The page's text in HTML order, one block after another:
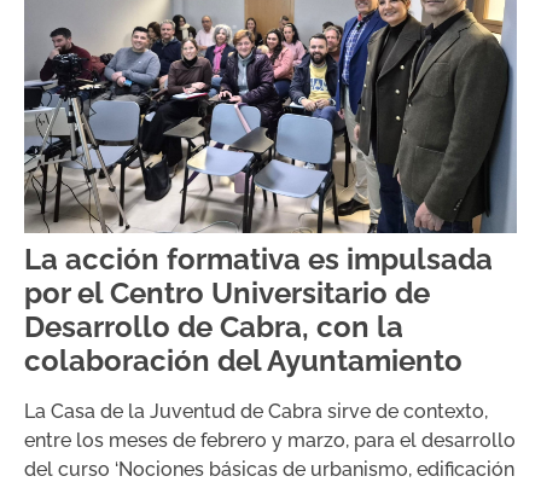
La acción formativa es impulsada
por el Centro Universitario de
Desarrollo de Cabra, con la
colaboración del Ayuntamiento
La Casa de la Juventud de Cabra sirve de contexto,
entre los meses de febrero y marzo, para el desarrollo
del curso ‘Nociones básicas de urbanismo, edificación